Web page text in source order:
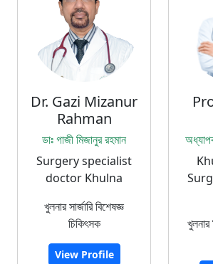
Dr. Gazi Mizanur
Rahman
ডাঃ গাজী মিজানুর রহমান
Surgery specialist
doctor Khulna
খুলনার সার্জারি বিশেষজ্ঞ
চিকিৎসক
View Profile
খুলনার